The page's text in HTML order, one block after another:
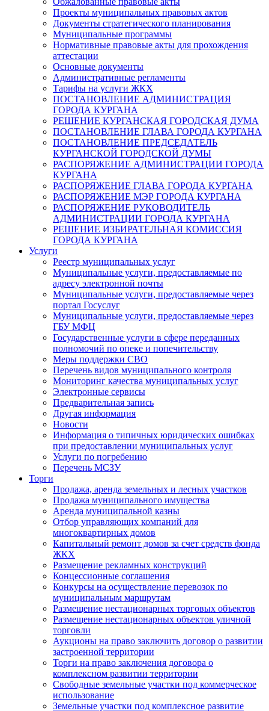
Проекты муниципальных правовых актов
Документы стратегического планирования
Муниципальные программы
Нормативные правовые акты для прохождения
аттестации
Основные документы
Административные регламенты
Тарифы на услуги ЖКХ
ПОСТАНОВЛЕНИЕ АДМИНИСТРАЦИЯ
ГОРОДА КУРГАНА
РЕШЕНИЕ КУРГАНСКАЯ ГОРОДСКАЯ ДУМА
ПОСТАНОВЛЕНИЕ ГЛАВА ГОРОДА КУРГАНА
ПОСТАНОВЛЕНИЕ ПРЕДСЕДАТЕЛЬ
КУРГАНСКОЙ ГОРОДСКОЙ ДУМЫ
РАСПОРЯЖЕНИЕ АДМИНИСТРАЦИИ ГОРОДА
КУРГАНА
РАСПОРЯЖЕНИЕ ГЛАВА ГОРОДА КУРГАНА
РАСПОРЯЖЕНИЕ МЭР ГОРОДА КУРГАНА
РАСПОРЯЖЕНИЕ РУКОВОДИТЕЛЬ
АДМИНИСТРАЦИИ ГОРОДА КУРГАНА
РЕШЕНИЕ ИЗБИРАТЕЛЬНАЯ КОМИССИЯ
ГОРОДА КУРГАНА
Услуги
Реестр муниципальных услуг
Муниципальные услуги, предоставляемые по
адресу электронной почты
Муниципальные услуги, предоставляемые через
портал Госуслуг
Муниципальные услуги, предоставляемые через
ГБУ МФЦ
Государственные услуги в сфере переданных
полномочий по опеке и попечительству
Меры поддержки СВО
Перечень видов муниципального контроля
Мониторинг качества муниципальных услуг
Электронные сервисы
Предварительная запись
Другая информация
Новости
Информация о типичных юридических ошибках
при предоставлении муниципальных услуг
Услуги по погребению
Перечень МСЗУ
Торги
Продажа, аренда земельных и лесных участков
Продажа муниципального имущества
Аренда муниципальной казны
Отбор управляющих компаний для
многоквартирных домов
Капитальный ремонт домов за счет средств фонда
ЖКХ
Размещение рекламных конструкций
Концессионные соглашения
Конкурсы на осуществление перевозок по
муниципальным маршрутам
Размещение нестационарных торговых объектов
Размещение нестационарных объектов уличной
торговли
Аукционы на право заключить договор о развитии
застроенной территории
Торги на право заключения договора о
комплексном развитии территории
Свободные земельные участки под коммерческое
использование
Земельные участки под комплексное развитие